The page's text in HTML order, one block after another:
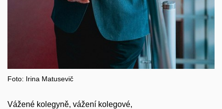
Foto: Irina Matusevič
Vážené kolegyně, vážení kolegové,